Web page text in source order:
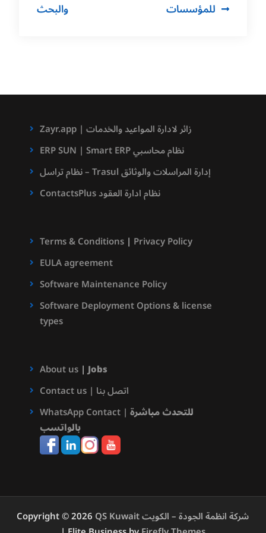
والبحث
للمؤسسات
Zayr.app | زائر لادارة المواعيد والخدمات
ERP SUN | Smart ERP نظام محاسبي
نظام تراسل – Trasul إدارة المراسلات والوثائق
ContactsPlus نظام ادارة العقود
Terms & Conditions| Privacy Policy
EULA agreement
Software Maintenance Policy
Software Deployment Options & license
types
About us|Jobs
Contact us | اتصل بنا
WhatsApp Contact | للتحدث مباشرة
بالواتسب
Copyright © 2026
QS Kuwait شركة انظمة الجودة – الكويت